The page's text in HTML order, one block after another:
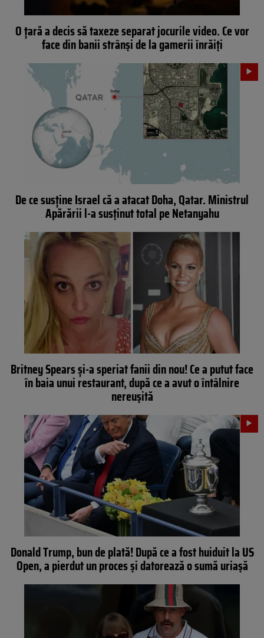
O țară a decis să taxeze separat jocurile video. Ce vor
face din banii strânși de la gamerii înrăiți
De ce susține Israel că a atacat Doha, Qatar. Ministrul
Apărării l-a susținut total pe Netanyahu
Britney Spears și-a speriat fanii din nou! Ce a putut face
în baia unui restaurant, după ce a avut o întâlnire
nereușită
Donald Trump, bun de plată! După ce a fost huiduit la US
Open, a pierdut un proces și datorează o sumă uriașă